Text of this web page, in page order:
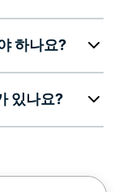
하나요?
있나요?